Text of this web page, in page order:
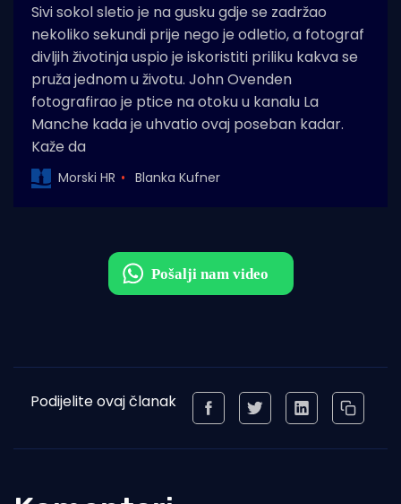
Sivi sokol sletio je na gusku gdje se zadržao
nekoliko sekundi prije nego je odletio, a fotograf
divljih životinja uspio je iskoristiti priliku kakva se
pruža jednom u životu. John Ovenden
fotografirao je ptice na otoku u kanalu La
Manche kada je uhvatio ovaj poseban kadar.
Kaže da
Morski HR Blanka Kufner
Podijelite ovaj članak